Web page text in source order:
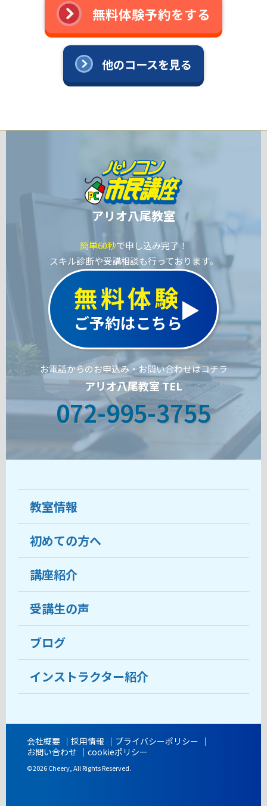
無料体験予約をする
他のコースを見る
アリオ八尾教室
簡単60秒で申し込み完了！
スキル診断や受講相談も行っております。
無料体験
ご予約はこちら
お電話からのお申込み・お問い合わせはコチラ
アリオ八尾教室 TEL
072-995-3755
教室情報
教室について
受講生の声
おすすめ・人気の講座
目的から講座を探す
教室ブログ
開講時間
初めての方へ
ココがおすすめ
料金
受講までの流れ
よくあるご質問
講座紹介
受講生の声
ブログ
インストラクター紹介
会社概要 採用情報
プライバシーポリシー
お問い合わせ
cookieポリシー
©2026 Cheery, All Rights Reserved.